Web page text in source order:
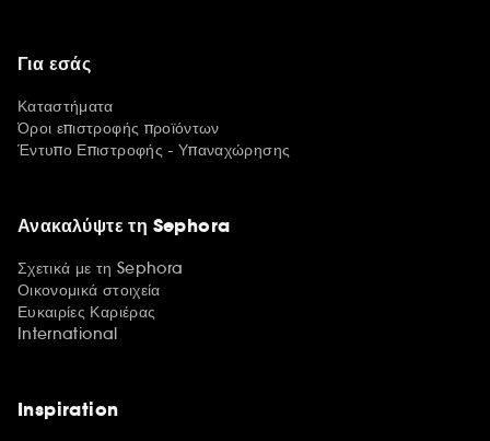
Για εσάς
Καταστήματα
Όροι επιστροφής προϊόντων
Έντυπο Επιστροφής - Υπαναχώρησης
Ανακαλύψτε τη Sephora
Σχετικά με τη Sephora
Οικονομικά στοιχεία
Ευκαιρίες Καριέρας
International
Inspiration